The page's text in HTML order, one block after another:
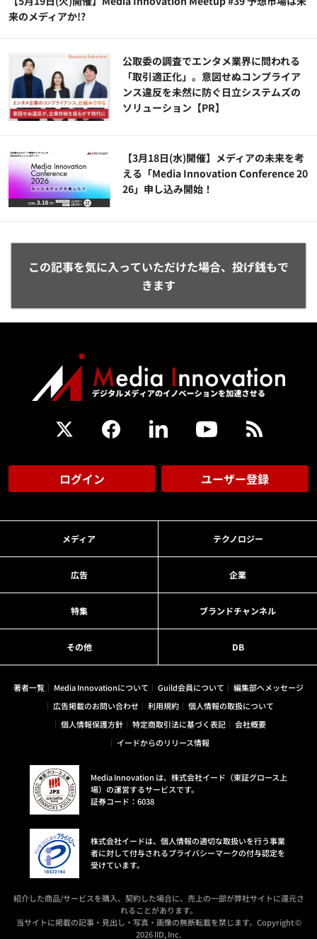
来のメディアか!?
公​​取委の調査でエンタメ業界に問われる
「取引適正化」。意図せぬコンプライア
ンス違反を未然に防ぐ日立システムズの
ソリューション​【PR】
【3月18日(水)開催】メディアの未来を考
える「Media Innovation Conference 20
26」申し込み開始！
この記事を気に入っていただけた場合、投げ銭もで
きます
ログイン ユーザー登録
メディア テクノロジー
広告 企業
特集 ブランドチャンネル
その他 DB
著者一覧 Media Innovationについて Guild会員について
編集部へメッセージ
広告掲載のお問い合わせ
利用規約
個人情報の取扱について
個人情報保護方針
特定商取引法に基づく表記
会社概要
イードからのリリース情報
Media Innovation は、株式会社イード（東証グロース上
場）の運営するサービスです。
証券コード：6038
株式会社イードは、個人情報の適切な取扱いを行う事業
者に対して付与されるプライバシーマークの付与認定を
受けています。
紹介した商品/サービスを購入、契約した場合に、売上の一部が弊社サイトに還元さ
れることがあります。
当サイトに掲載の記事・見出し・写真・画像の無断転載を禁じます。Copyright ©
2026 IID, Inc.